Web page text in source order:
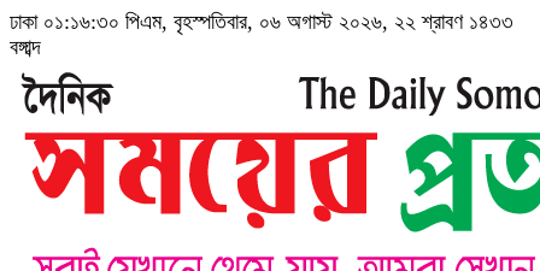
ঢাকা ০১:১৬:৩১ পিএম, বৃহস্পতিবার, ০৬ অগাস্ট ২০২৬, ২২ শ্রাবণ ১৪৩৩
বঙ্গাব্দ